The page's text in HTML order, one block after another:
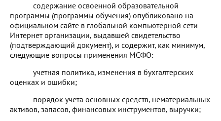
содержание освоенной образовательной
программы (программы обучения) опубликовано на
официальном сайте в глобальной компьютерной сети
Интернет организации, выдавшей свидетельство
(подтверждающий документ), и содержит, как минимум,
следующие вопросы применения МСФО:
учетная политика, изменения в бухгалтерских
оценках и ошибки;
порядок учета основных средств, нематериальных
активов, запасов, финансовых инструментов, выручки;